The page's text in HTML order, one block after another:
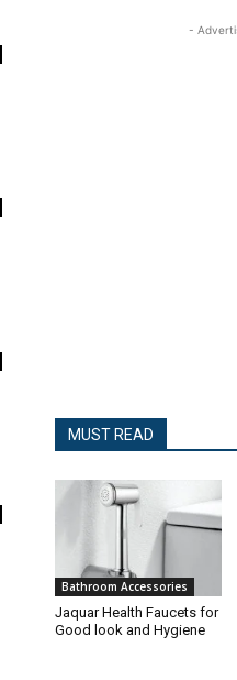
-
MUST READ
Bathroom Accessories
Jaquar Health Faucets for
Good look and Hygiene